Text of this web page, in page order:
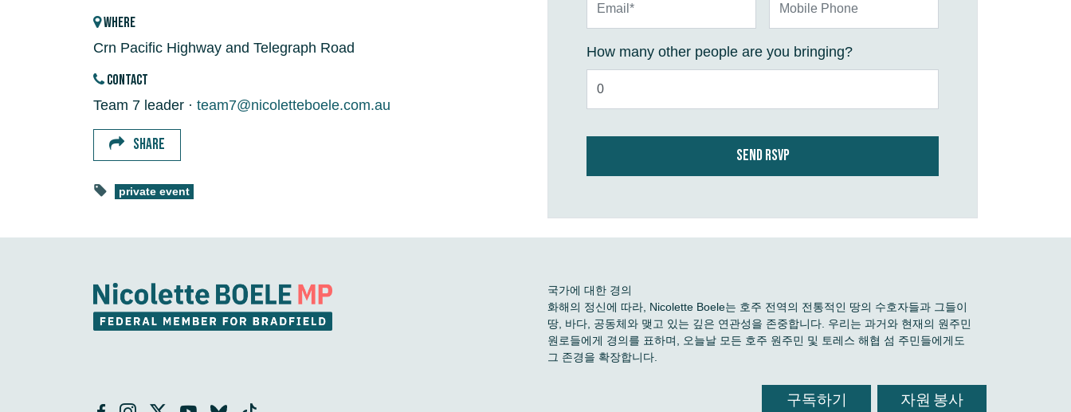
WHERE
Crn Pacific Highway and Telegraph Road
CONTACT
Team 7 leader · team7@nicoletteboele.com.au
SHARE
private event
How many other people are you bringing?
국가에 대한 경의
화해의 정신에 따라, Nicolette Boele는 호주 전역의 전통적인 땅의 수호자들과 그들이
땅, 바다, 공동체와 맺고 있는 깊은 연관성을 존중합니다. 우리는 과거와 현재의 원주민
원로들에게 경의를 표하며, 오늘날 모든 호주 원주민 및 토레스 해협 섬 주민들에게도
그 존경을 확장합니다.
구독하기 자원 봉사